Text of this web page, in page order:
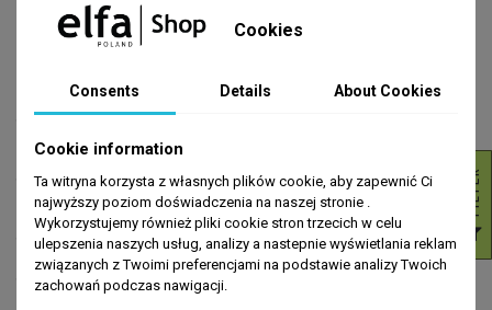
przebiegiem. Do najczęściej spotykanych należą:
okresem dojrzewania,
trądzik różowaty– występujący najczęściej u dorosłych,
charakteryzujący się zaczerwienieniem i stanem zapalnym,
trądzik pospolity– z obecnością zaskórników, grudek i krost,
trądzik ropowiczy, torbielowaty i guzkowy
prowadzące do powstawania blizn i przebarwień pozapalnych,
Cookies
Consents Details About Cookies
Cookie information
Ta witryna korzysta z własnych plików cookie, aby zapewnić Ci
najwyższy poziom doświadczenia na naszej stronie .
Wykorzystujemy również pliki cookie stron trzecich w celu
ulepszenia naszych usług, analizy a nastepnie wyświetlania reklam
związanych z Twoimi preferencjami na podstawie analizy Twoich
zachowań podczas nawigacji.
R